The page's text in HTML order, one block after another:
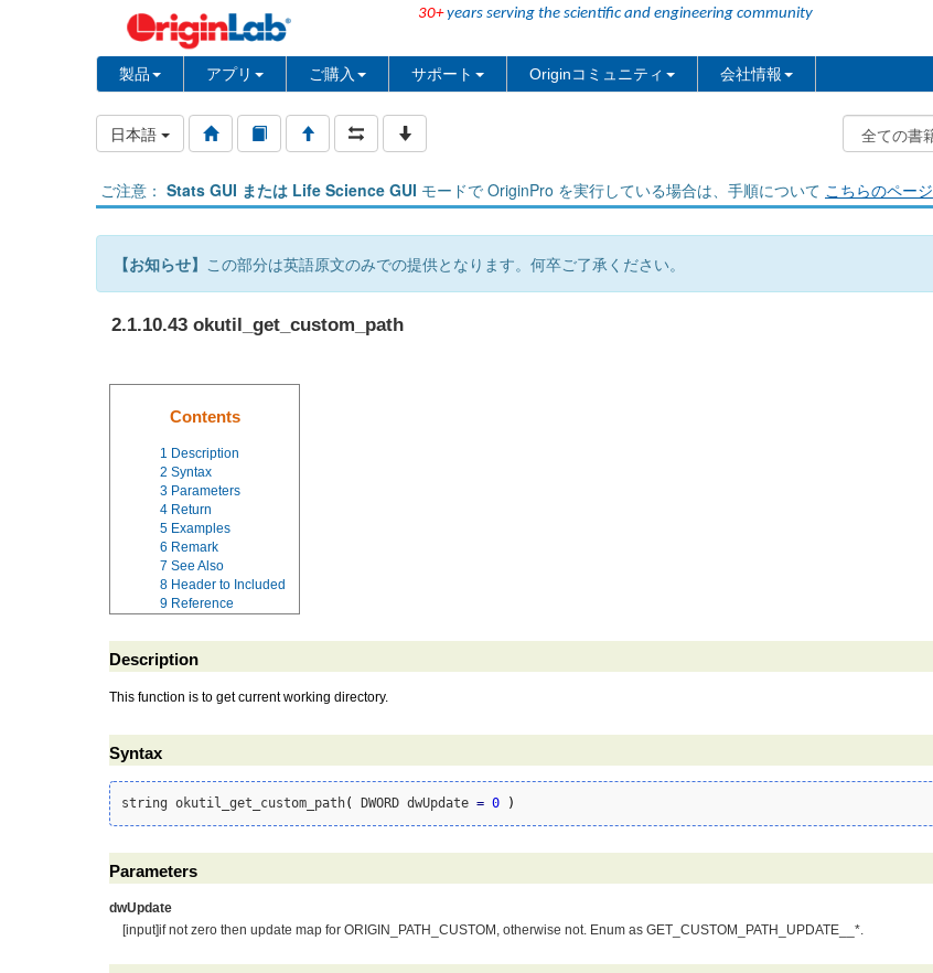
30+years serving the scientific and engineering community
製品 アプリ ご購入 サポート Originコミュニティ 会社情報
日本語
ご注意： Stats GUI または Life Science GUI モードで OriginPro を実行している場合は、手順について こちらのページ
【お知らせ】 この部分は英語原文のみでの提供となります。何卒ご了承ください。
2.1.10.43 okutil_get_custom_path
Contents
1 Description
2 Syntax
3 Parameters
4 Return
5 Examples
6 Remark
7 See Also
8 Header to Included
9 Reference
Description
This function is to get current working directory.
Syntax
string okutil_get_custom_path( DWORD dwUpdate = 0 )
Parameters
dwUpdate
[input]if not zero then update map for ORIGIN_PATH_CUSTOM, otherwise not. Enum as GET_CUSTOM_PATH_UPDATE__*.